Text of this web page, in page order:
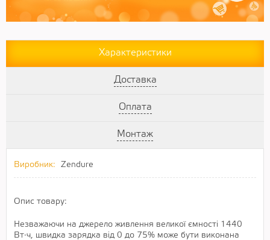
Характеристики
Доставка
Оплата
Монтаж
Виробник: Zendure
Опис товару:
Незважаючи на джерело живлення великої ємності 1440
Вт·ч, швидка зарядка від 0 до 75% може бути виконана